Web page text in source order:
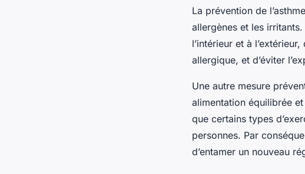
La prévention de
allergènes et les
l’intérieur et à
allergique, et d’éviter
Une autre mesure
alimentation équilibrée
que certains types
personnes. Par
d’entamer un nouveau